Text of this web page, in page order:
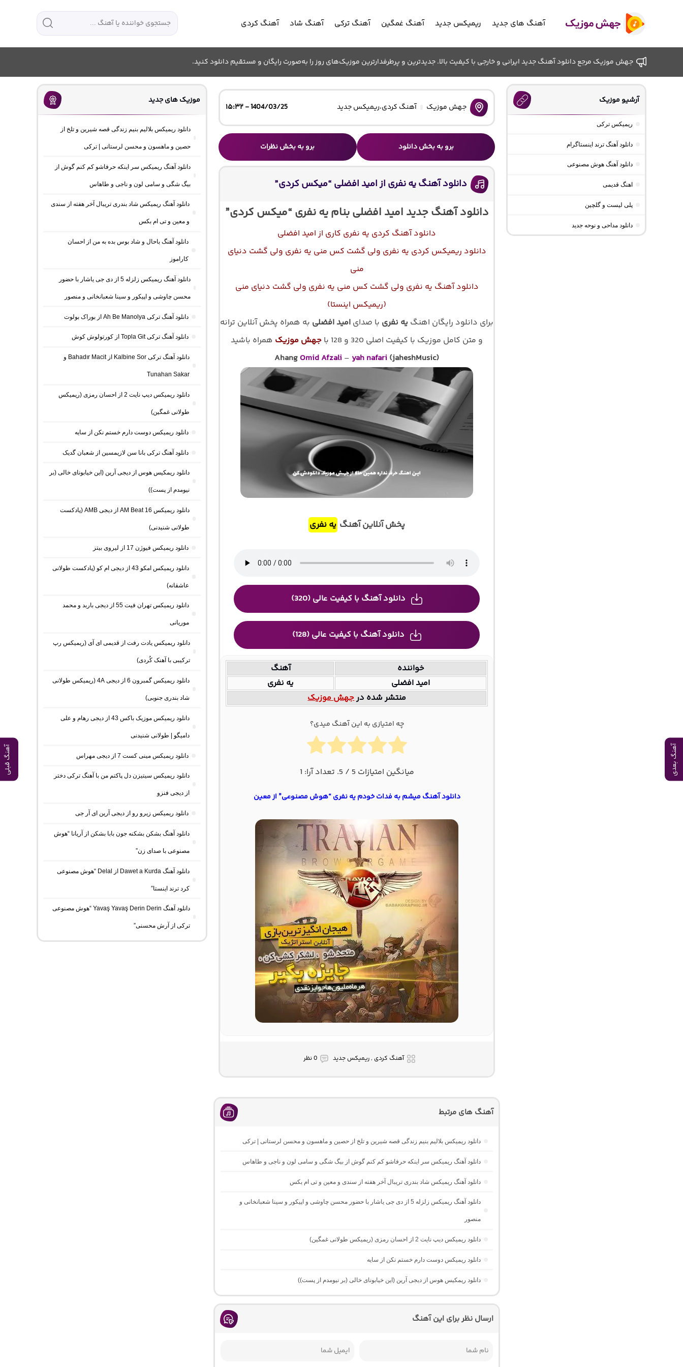
آهنگ بعدی آهنگ قبلی
آهنگ های جدید ریمیکس جدید آهنگ غمگین آهنگ ترکی آهنگ شاد آهنگ کردی
جهش موزیک مرجع دانلود آهنگ جدید ایرانی و خارجی با کیفیت بالا. جدیدترین و پرطرفدارترین موزیک‌های روز را به‌صورت رایگان و مستقیم دانلود کنید.
جهش موزیک آهنگ کردی،ریمیکس جدید 1404/03/25 - ۱۵:۳۲
برو به بخش دانلود برو به بخش نظرات
دانلود آهنگ یه نفری از امید افضلی “میکس کردی”
دانلود آهنگ جدید امید افضلی بنام یه نفری “میکس کردی”
دانلود آهنگ کردی یه نفری کاری از امید افضلی
دانلود ریمیکس کردی یه نفری ولی گشت کس منی یه نفری ولی گشت دنیای
منی
دانلود آهنگ یه نفری ولی گشت کس منی یه نفری ولی گشت دنیای منی
(ریمیکس اینستا)
برای دانلود رایگان اهنگ یه نفری با صدای امید افضلی به همراه پخش آنلاین ترانه
و متن کامل موزیک با کیفیت اصلی 320 و 128 با
جهش موزیک همراه باشید
Ahang Omid Afzali – yah nafari (jaheshMusic)
پخش آنلاین آهنگ یه نفری
دانلود آهنگ با کیفیت عالی (320)
دانلود آهنگ با کیفیت عالی (128)
خواننده
آهنگ
امید افضلی
یه نفری
منتشر شده درجهش موزیک
چه امتیازی به این آهنگ میدی؟
میانگین امتیازات 5 / 5. تعداد آرا: 1
دانلود آهنگ میشم به فدات خودم یه نفری “هوش مصنوعی” از معین
آهنگ کردی , ریمیکس جدید 0 نظر
آهنگ های مرتبط
دانلود ریمیکس بلالیم بنیم زندگی قصه شیرین و تلخ از حصین و ماهسون و محسن لرستانی | ترکی
دانلود آهنگ ریمیکس سر اینکه حرفاشو کم کنم گوش از بیگ شگی و سامی لون و ناجی و طاهاس
دانلود آهنگ ریمیکس شاد بندری تریبال آخر هفته از سندی و معین و تی ام بکس
دانلود آهنگ ریمیکس زلزله 5 از دی جی یاشار با حضور محسن چاوشی و اپیکور و سینا شعبانخانی و
منصور
دانلود ریمیکس دیپ نایت 2 از احسان رمزی (ریمیکس طولانی غمگین)
دانلود ریمیکس دوست دارم خستم نکن از سایه
دانلود ریمکیس هوس از دیجی آرین (این خیابونای خالی (بر نیومدم از پست))
ارسال نظر برای این آهنگ
آرشیو موزیک
ریمیکس ترکی
دانلود آهنگ ترند اینستاگرام
دانلود آهنگ هوش مصنوعی
اهنگ قدیمی
پلی لیست و گلچین
دانلود مداحی و نوحه جدید
موزیک های جدید
دانلود ریمیکس بلالیم بنیم زندگی قصه شیرین و تلخ از
حصین و ماهسون و محسن لرستانی | ترکی
دانلود آهنگ ریمیکس سر اینکه حرفاشو کم کنم گوش از
بیگ شگی و سامی لون و ناجی و طاهاس
دانلود آهنگ ریمیکس شاد بندری تریبال آخر هفته از سندی
و معین و تی ام بکس
دانلود آهنگ باحال و شاد بوس بده به من از احسان
کاراموز
دانلود آهنگ ریمیکس زلزله 5 از دی جی یاشار با حضور
محسن چاوشی و اپیکور و سینا شعبانخانی و منصور
دانلود آهنگ ترکی Ah Be Manolya از بوراک بولوت
دانلود آهنگ ترکی Topla Git از کورتولوش کوش
دانلود آهنگ ترکی Kalbine Sor از Bahadır Macit و
Tunahan Sakar
دانلود ریمیکس دیپ نایت 2 از احسان رمزی (ریمیکس
طولانی غمگین)
دانلود ریمیکس دوست دارم خستم نکن از سایه
دانلود آهنگ ترکی بانا سن لازیمسین از شعبان گدیک
دانلود ریمکیس هوس از دیجی آرین (این خیابونای خالی (بر
نیومدم از پست))
دانلود ریمیکس AM Beat 16 از دیجی AMB (پادکست
طولانی شنیدنی)
دانلود ریمیکس فیوژن 17 از لیروی بیتز
دانلود ریمیکس امکو 43 از دیجی ام کو (پادکست طولانی
عاشقانه)
دانلود ریمیکس تهران فیت 55 از دیجی باربد و محمد
موریانی
دانلود ریمیکس یادت رفت از قدیمی ای آی (ریمیکس رپ
ترکیبی با آهنک کُردی)
دانلود ریمیکس گمبرون 6 از دیجی 4A (ریمیکس طولانی
شاد بندری جنوبی)
دانلود ریمیکس موزیک باکس 43 از دیجی رهام و علی
دامیگو | طولانی شنیدنی
دانلود ریمیکس مینی کست 7 از دیجی مهراس
دانلود ریمیکس سیتیزن دل پاکتم من با آهنگ ترکی دختر
از دیجی فنزو
دانلود ریمیکس زیرو رو از دیجی آرین ای آر جی
دانلود آهنگ بشکن بشکنه جون بابا بشکن از آریانا “هوش
مصنوعی با صدای زن”
دانلود آهنگ Dawet a Kurda از Delal “هوش مصنوعی
کرد ترند اینستا”
دانلود آهنگ Yavaş Yavaş Derin Derin “هوش مصنوعی
ترکی از آرش محسنی”